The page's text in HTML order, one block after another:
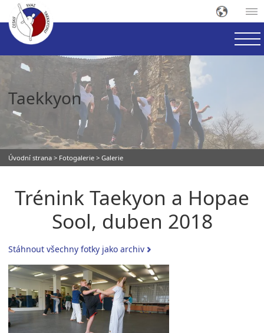
Taekkyon
Úvodní strana > Fotogalerie > Galerie
Trénink Taekyon a Hopae
Sool, duben 2018
Stáhnout všechny fotky jako archiv